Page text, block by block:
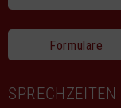
Formulare
SPRECHZEITEN